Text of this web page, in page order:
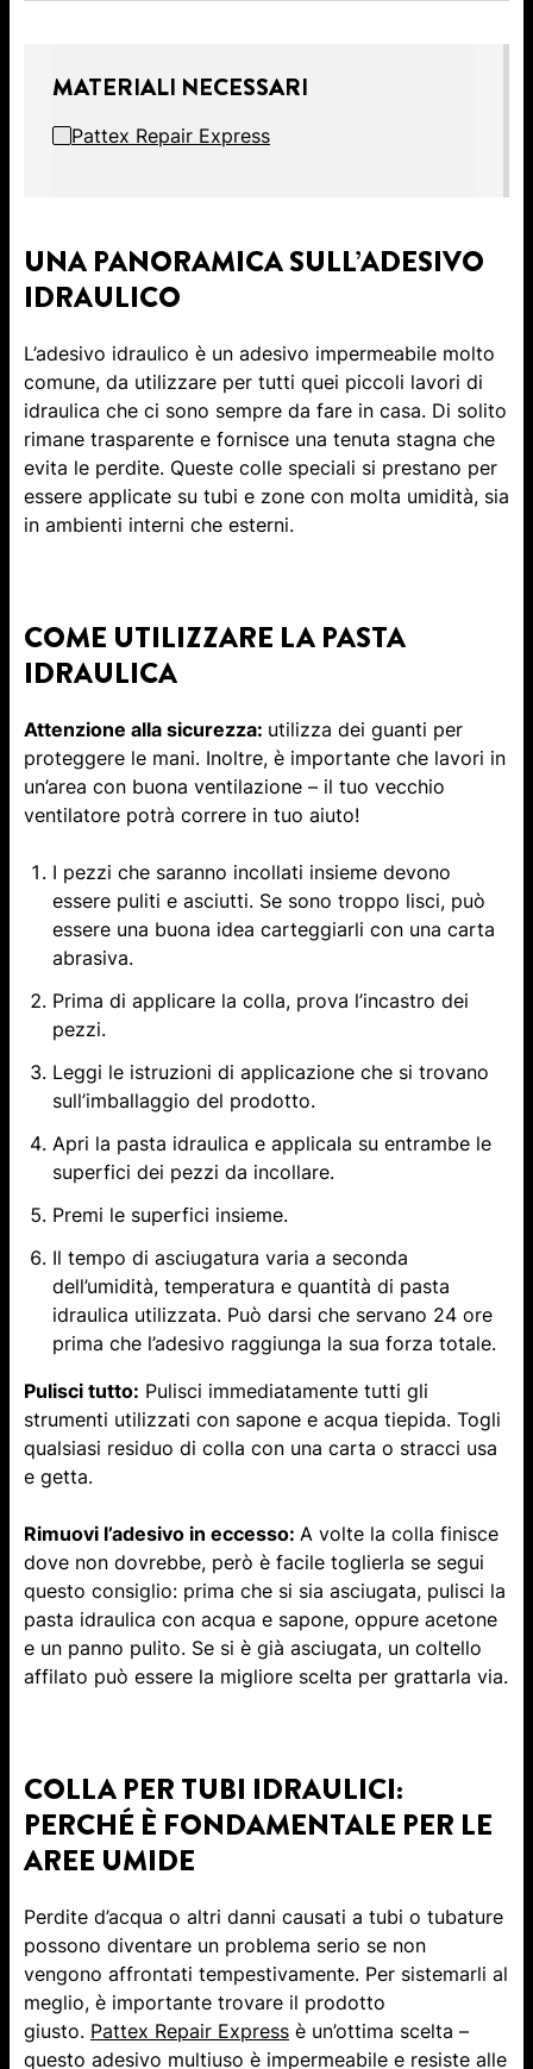
UNA PANORAMICA SULL’ADESIVO
IDRAULICO
L’adesivo idraulico è un adesivo impermeabile molto
comune, da utilizzare per tutti quei piccoli lavori di
idraulica che ci sono sempre da fare in casa. Di solito
rimane trasparente e fornisce una tenuta stagna che
evita le perdite. Queste colle speciali si prestano per
essere applicate su tubi e zone con molta umidità, sia
in ambienti interni che esterni.
MATERIALI NECESSARI
Pattex Repair Express
COME UTILIZZARE LA PASTA
IDRAULICA
Attenzione alla sicurezza: utilizza dei guanti per
proteggere le mani. Inoltre, è importante che lavori in
un’area con buona ventilazione – il tuo vecchio
ventilatore potrà correre in tuo aiuto!
I pezzi che saranno incollati insieme devono
essere puliti e asciutti. Se sono troppo lisci, può
essere una buona idea carteggiarli con una carta
abrasiva.
Prima di applicare la colla, prova l’incastro dei
pezzi.
Leggi le istruzioni di applicazione che si trovano
sull’imballaggio del prodotto.
Apri la pasta idraulica e applicala su entrambe le
superfici dei pezzi da incollare.
Premi le superfici insieme.
Il tempo di asciugatura varia a seconda
dell’umidità, temperatura e quantità di pasta
idraulica utilizzata. Può darsi che servano 24 ore
prima che l’adesivo raggiunga la sua forza totale.
Pulisci tutto: Pulisci immediatamente tutti gli
strumenti utilizzati con sapone e acqua tiepida. Togli
qualsiasi residuo di colla con una carta o stracci usa
e getta.
Rimuovi l’adesivo in eccesso: A volte la colla finisce
dove non dovrebbe, però è facile toglierla se segui
questo consiglio: prima che si sia asciugata, pulisci la
pasta idraulica con acqua e sapone, oppure acetone
e un panno pulito. Se si è già asciugata, un coltello
affilato può essere la migliore scelta per grattarla via.
COLLA PER TUBI IDRAULICI:
PERCHÉ È FONDAMENTALE PER LE
AREE UMIDE
Perdite d’acqua o altri danni causati a tubi o tubature
possono diventare un problema serio se non
vengono affrontati tempestivamente. Per sistemarli al
meglio, è importante trovare il prodotto
giusto. Pattex Repair Express è un’ottima scelta –
questo adesivo multiuso è impermeabile e resiste alle